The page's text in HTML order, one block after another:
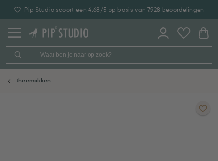
Pip Studio scoort een 4.68/5 op basis van 7.928 beoordelingen
theemokken